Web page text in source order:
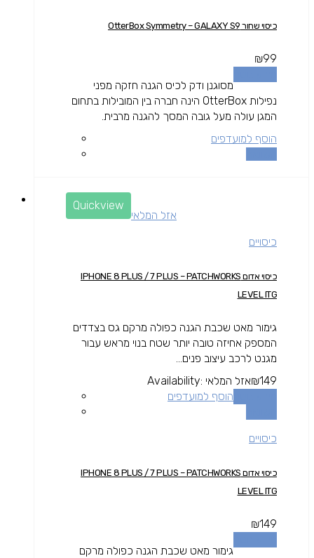
כיסוי שחור OtterBox Symmetry – GALAXY S9
₪99
מסוגנן ודק לכיס הגנה חזקה מפני
נפילות OtterBox הינה חברה בין המובילות בתחום
המגן עולה מעל גובה המסך להגנה מרבית.
הוסף למועדפים
Quickview
אזל המלאי
כיסויים
כיסוי אדום IPHONE 8 PLUS / 7 PLUS – PATCHWORKS
LEVEL ITG
גימור מאט שכבת הגנה כפולה מרקם גס בצדדים
המספק אחיזה טובה יותר שטח בנוי מראש עבור
מגנט לרכב עיצוב פנים...
₪149
Availability: אזל המלאי
הוסף למועדפים
כיסויים
כיסוי אדום IPHONE 8 PLUS / 7 PLUS – PATCHWORKS
LEVEL ITG
₪149
גימור מאט שכבת הגנה כפולה מרקם